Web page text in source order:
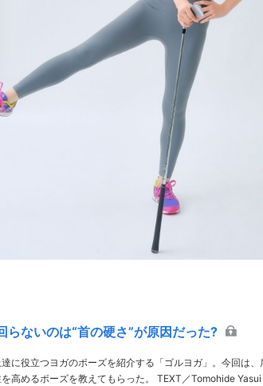
ないのは“首の硬さ”が原因だった?
に役立つヨガのポーズを紹介する「ゴルヨガ」。今回は、
を教えてもらった。 TEXT／Tomohide Yasui